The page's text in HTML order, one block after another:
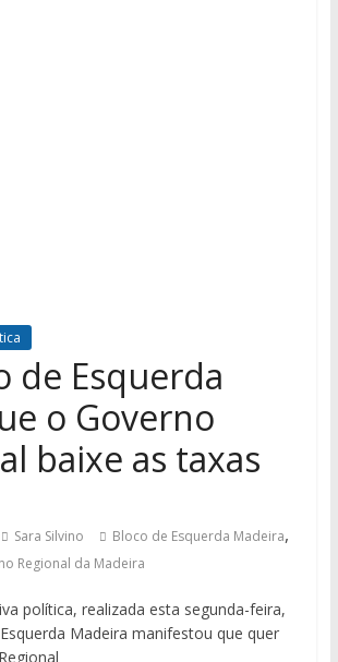
de Esquerda
o Governo
baixe as taxas
Sara Silvino Bloco de Esquerda Madeira,
Regional da Madeira
política, realizada esta segunda-feira,
Madeira manifestou que quer